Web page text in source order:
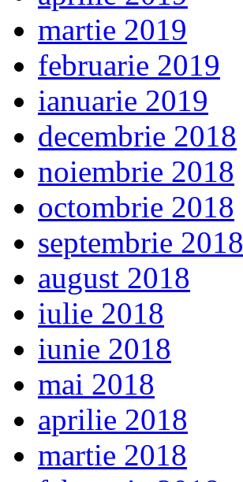
martie 2019
februarie 2019
ianuarie 2019
decembrie 2018
noiembrie 2018
octombrie 2018
septembrie 2018
august 2018
iulie 2018
iunie 2018
mai 2018
aprilie 2018
martie 2018